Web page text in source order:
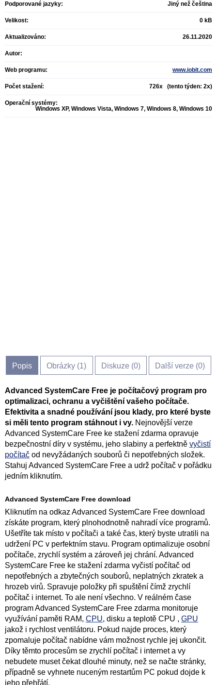
Podporované jazyky: Jiný než čeština
Velikost: 0 kB
Aktualizováno: 26.11.2020
Autor:
Web programu: www.iobit.com
Počet stažení: 726x (tento týden: 2x)
Operační systémy:
Windows XP, Windows Vista, Windows 7, Windows 8, Windows 10
Popis Obrázky (1) Diskuze (0) Další verze (0)
Advanced SystemCare Free je počítačový program pro
optimalizaci, ochranu a vyčištění vašeho počítače.
Efektivita a snadné používání jsou klady, pro které byste
si měli tento program stáhnout i vy. Nejnovější verze
Advanced SystemCare Free ke stažení zdarma opravuje
bezpečnostní díry v systému, jeho slabiny a perfektně vyčistí
počítač od nevyžádaných souborů či nepotřebných složek.
Stahuj Advanced SystemCare Free a udrž počítač v pořádku
jedním kliknutím.
Advanced SystemCare Free download
Kliknutím na odkaz Advanced SystemCare Free download
získáte program, který plnohodnotně nahradí více programů.
Ušetříte tak místo v počítači a také čas, který byste utratili na
udržení PC v perfektním stavu. Program optimalizuje osobní
počítače, zrychlí systém a zároveň jej chrání. Advanced
SystemCare Free ke stažení zdarma vyčistí počítač od
nepotřebných a zbytečných souborů, neplatných zkratek a
hrozeb virů. Spravuje položky při spuštění čímž zrychlí
počítač i internet. To ale není všechno. V reálném čase
program Advanced SystemCare Free zdarma monitoruje
využívání paměti RAM, CPU, disku a teplotě CPU , GPU
jakož i rychlost ventilátoru. Pokud najde proces, který
zpomaluje počítač nabídne vám možnost rychle jej ukončit.
Díky těmto procesům se zrychlí počítač i internet a vy
nebudete muset čekat dlouhé minuty, než se načte stránky,
případně se vyhnete nuceným restartům PC pokud dojde k
jeho přehřátí.